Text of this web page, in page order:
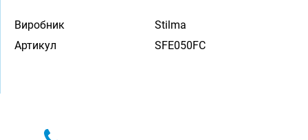
Виробник
Stilma
Артикул
SFE050FC